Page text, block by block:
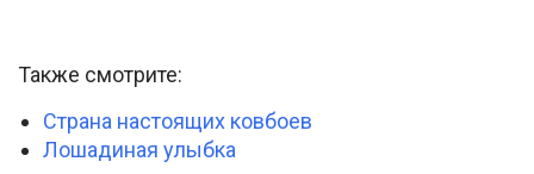
Также смотрите:
Страна настоящих ковбоев
Лошадиная улыбка